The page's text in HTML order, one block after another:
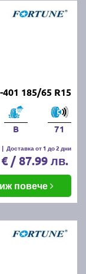
185/65 R15
B 71
| Доставка от 1 до 2 дни
/ 87.99 лв.
повече